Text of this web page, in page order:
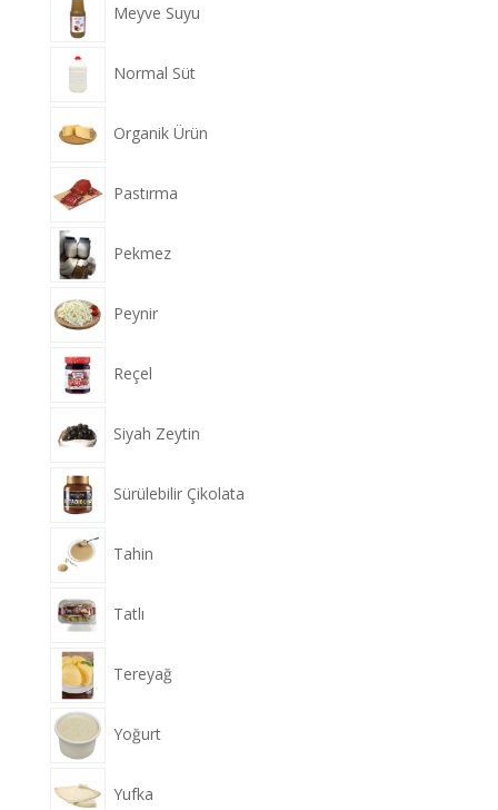
Meyve Suyu
Normal Süt
Organik Ürün
Pastırma
Pekmez
Peynir
Reçel
Siyah Zeytin
Sürülebilir Çikolata
Tahin
Tatlı
Tereyağ
Yoğurt
Yufka